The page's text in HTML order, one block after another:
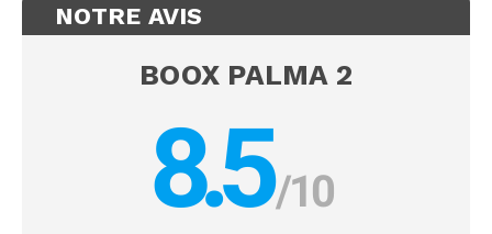
NOTRE AVIS
BOOX PALMA 2
8.5